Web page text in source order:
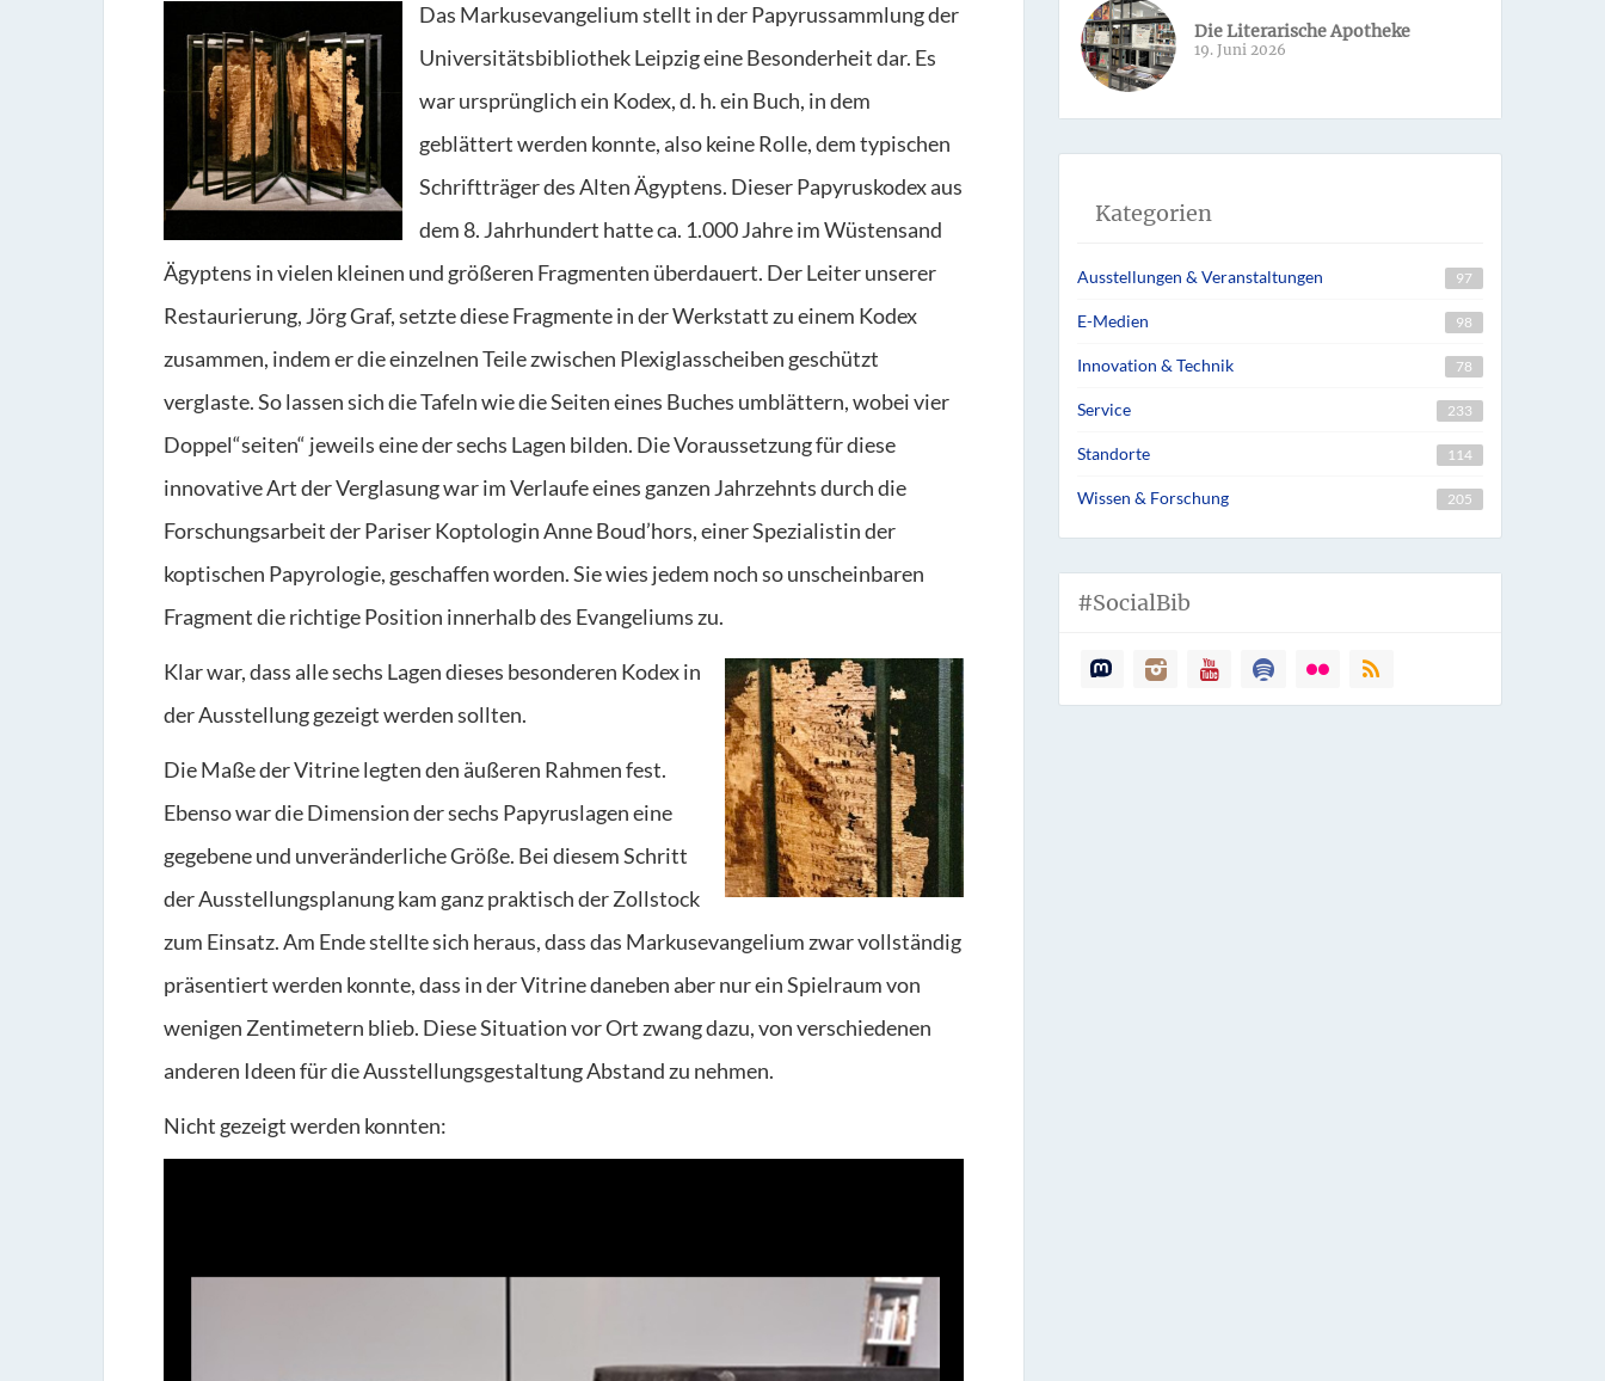
Das Markusevangelium stellt in der Papyrussammlung der
Universitätsbibliothek Leipzig eine Besonderheit dar. Es
war ursprünglich ein Kodex, d. h. ein Buch, in dem
geblättert werden konnte, also keine Rolle, dem typischen
Schriftträger des Alten Ägyptens. Dieser Papyruskodex aus
dem 8. Jahrhundert hatte ca. 1.000 Jahre im Wüstensand
Ägyptens in vielen kleinen und größeren Fragmenten überdauert. Der Leiter unserer
Restaurierung, Jörg Graf, setzte diese Fragmente in der Werkstatt zu einem Kodex
zusammen, indem er die einzelnen Teile zwischen Plexiglasscheiben geschützt
verglaste. So lassen sich die Tafeln wie die Seiten eines Buches umblättern, wobei vier
Doppel“seiten“ jeweils eine der sechs Lagen bilden. Die Voraussetzung für diese
innovative Art der Verglasung war im Verlaufe eines ganzen Jahrzehnts durch die
Forschungsarbeit der Pariser Koptologin Anne Boud’hors, einer Spezialistin der
koptischen Papyrologie, geschaffen worden. Sie wies jedem noch so unscheinbaren
Fragment die richtige Position innerhalb des Evangeliums zu.
Klar war, dass alle sechs Lagen dieses besonderen Kodex in
der Ausstellung gezeigt werden sollten.
Die Maße der Vitrine legten den äußeren Rahmen fest.
Ebenso war die Dimension der sechs Papyruslagen eine
gegebene und unveränderliche Größe. Bei diesem Schritt
der Ausstellungsplanung kam ganz praktisch der Zollstock
zum Einsatz. Am Ende stellte sich heraus, dass das Markusevangelium zwar vollständig
präsentiert werden konnte, dass in der Vitrine daneben aber nur ein Spielraum von
wenigen Zentimetern blieb. Diese Situation vor Ort zwang dazu, von verschiedenen
anderen Ideen für die Ausstellungsgestaltung Abstand zu nehmen.
Nicht gezeigt werden konnten:
Die Literarische Apotheke
19. Juni 2026
Kategorien
Ausstellungen & Veranstaltungen 97
E-Medien 98
Innovation & Technik 78
Service 233
Standorte 114
Wissen & Forschung 205
#SocialBib